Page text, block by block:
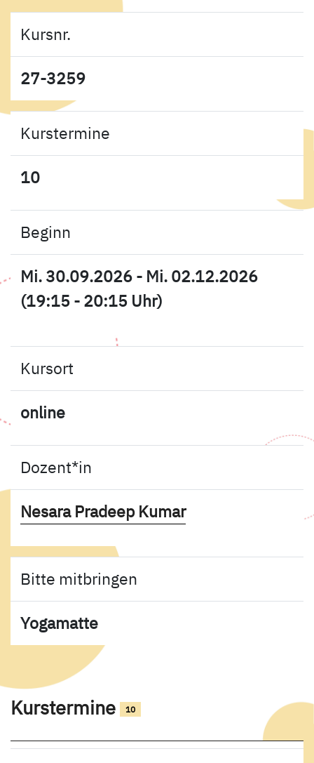
Kursnr.
27-3259
Kurstermine
10
Beginn
Mi. 30.09.2026 - Mi. 02.12.2026
(19:15 - 20:15 Uhr)
Kursort
online
Dozent*in
Nesara Pradeep Kumar- Mehr Infos zum
Bitte mitbringen
Yogamatte
Kurstermine 10
Insgesamt gibt es 10 Termine zum diesen